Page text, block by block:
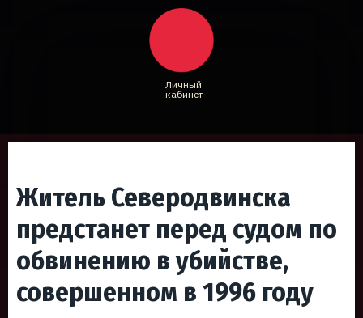
Личный
кабинет
Житель Северодвинска
предстанет перед судом по
обвинению в убийстве,
совершенном в 1996 году